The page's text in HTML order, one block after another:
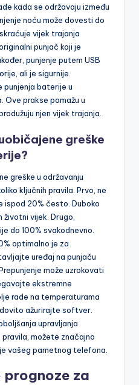
kada se održavaju između
noću može dovesti do
vijek trajanja
punjač koji je
punjenje putem USB
ali je sigurnije.
punjenja baterije u
Ove prakse pomažu u
njen vijek trajanja.
greške
greške u održavanju
ključnih pravila. Prvo, ne
20% često. Duboko
životni vijek. Drugo,
do 100% svakodnevno.
optimalno je za
uređaj na punjaču
može uzrokovati
ekstremne
rade na temperaturama
ažurirajte softver.
upravljanja
možete značajno
vašeg pametnog telefona.
prognoze za